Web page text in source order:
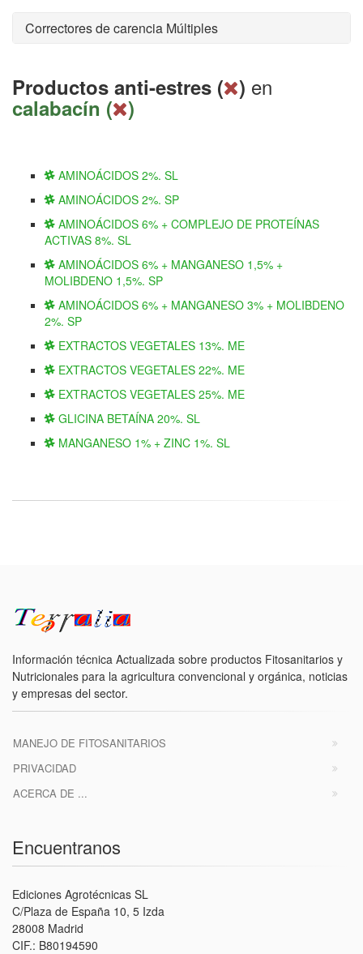
Correctores de carencia Múltiples
Productos anti-estres ( ) en
calabacín ( )
AMINOÁCIDOS 2%. SL
AMINOÁCIDOS 2%. SP
AMINOÁCIDOS 6% + COMPLEJO DE PROTEÍNAS
ACTIVAS 8%. SL
AMINOÁCIDOS 6% + MANGANESO 1,5% +
MOLIBDENO 1,5%. SP
AMINOÁCIDOS 6% + MANGANESO 3% + MOLIBDENO
2%. SP
EXTRACTOS VEGETALES 13%. ME
EXTRACTOS VEGETALES 22%. ME
EXTRACTOS VEGETALES 25%. ME
GLICINA BETAÍNA 20%. SL
MANGANESO 1% + ZINC 1%. SL
Información técnica Actualizada sobre productos Fitosanitarios y
Nutricionales para la agricultura convencional y orgánica, noticias
y empresas del sector.
MANEJO DE FITOSANITARIOS
PRIVACIDAD
ACERCA DE ...
Encuentranos
Ediciones Agrotécnicas SL
C/Plaza de España 10, 5 Izda
28008 Madrid
CIF.: B80194590